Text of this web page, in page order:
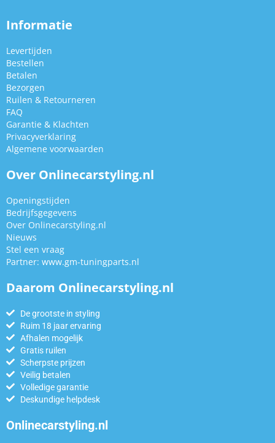
Informatie
Levertijden
Bestellen
Betalen
Bezorgen
Ruilen & Retourneren
FAQ
Garantie & Klachten
Privacyverklaring
Algemene voorwaarden
Over Onlinecarstyling.nl
Openingstijden
Bedrijfsgegevens
Over Onlinecarstyling.nl
Nieuws
Stel een vraag
Partner: www.gm-tuningparts.nl
Daarom Onlinecarstyling.nl
De grootste in styling
Ruim 18 jaar ervaring
Afhalen mogelijk
Gratis ruilen
Scherpste prijzen
Veilig betalen
Volledige garantie
Deskundige helpdesk
Onlinecarstyling.nl